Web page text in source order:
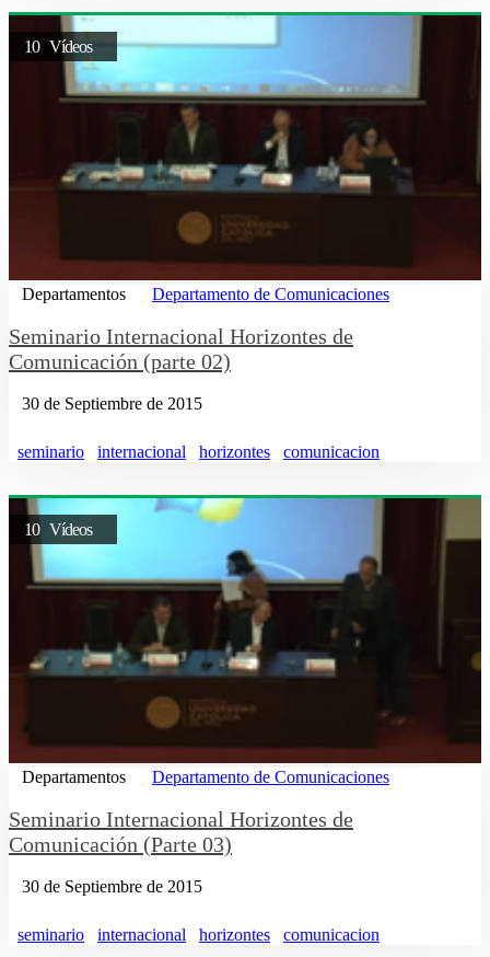
10 Vídeos
Departamentos Departamento de Comunicaciones
Seminario Internacional Horizontes de
Comunicación (parte 02)
30 de Septiembre de 2015
seminario internacional horizontes comunicacion
10 Vídeos
Departamentos Departamento de Comunicaciones
Seminario Internacional Horizontes de
Comunicación (Parte 03)
30 de Septiembre de 2015
seminario internacional horizontes comunicacion